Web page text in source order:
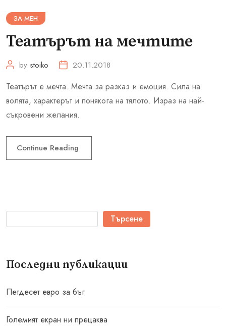
ЗА МЕН
Театърът на мечтите
by stoiko 20.11.2018
Театърът е мечта. Мечта за разказ и емоция. Сила на
волята, характерът и понякога на тялото. Израз на най-
съкровени желания.
Continue Reading
Търсене
Последни публикации
Петдесет евро за бъг
Големият екран ни прецаква